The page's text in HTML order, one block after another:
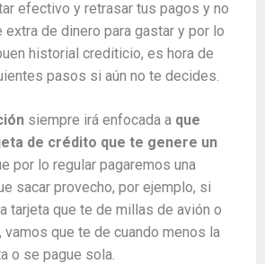
efectivo y retrasar tus pagos y no
extra de dinero para gastar y por lo
historial crediticio, es hora de
pasos si aún no te decides.
siempre irá enfocada a que
de crédito que te genere un
por lo regular pagaremos una
sacar provecho, por ejemplo, si
tarjeta que te de millas de avión o
que te de cuando menos la
o se pague sola.